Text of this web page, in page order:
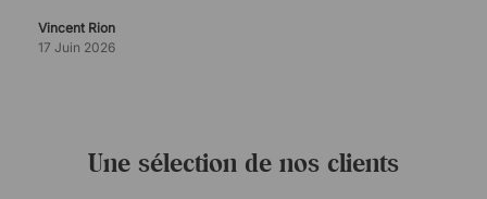
Vincent Rion
17 Juin 2026
Une sélection de nos clients